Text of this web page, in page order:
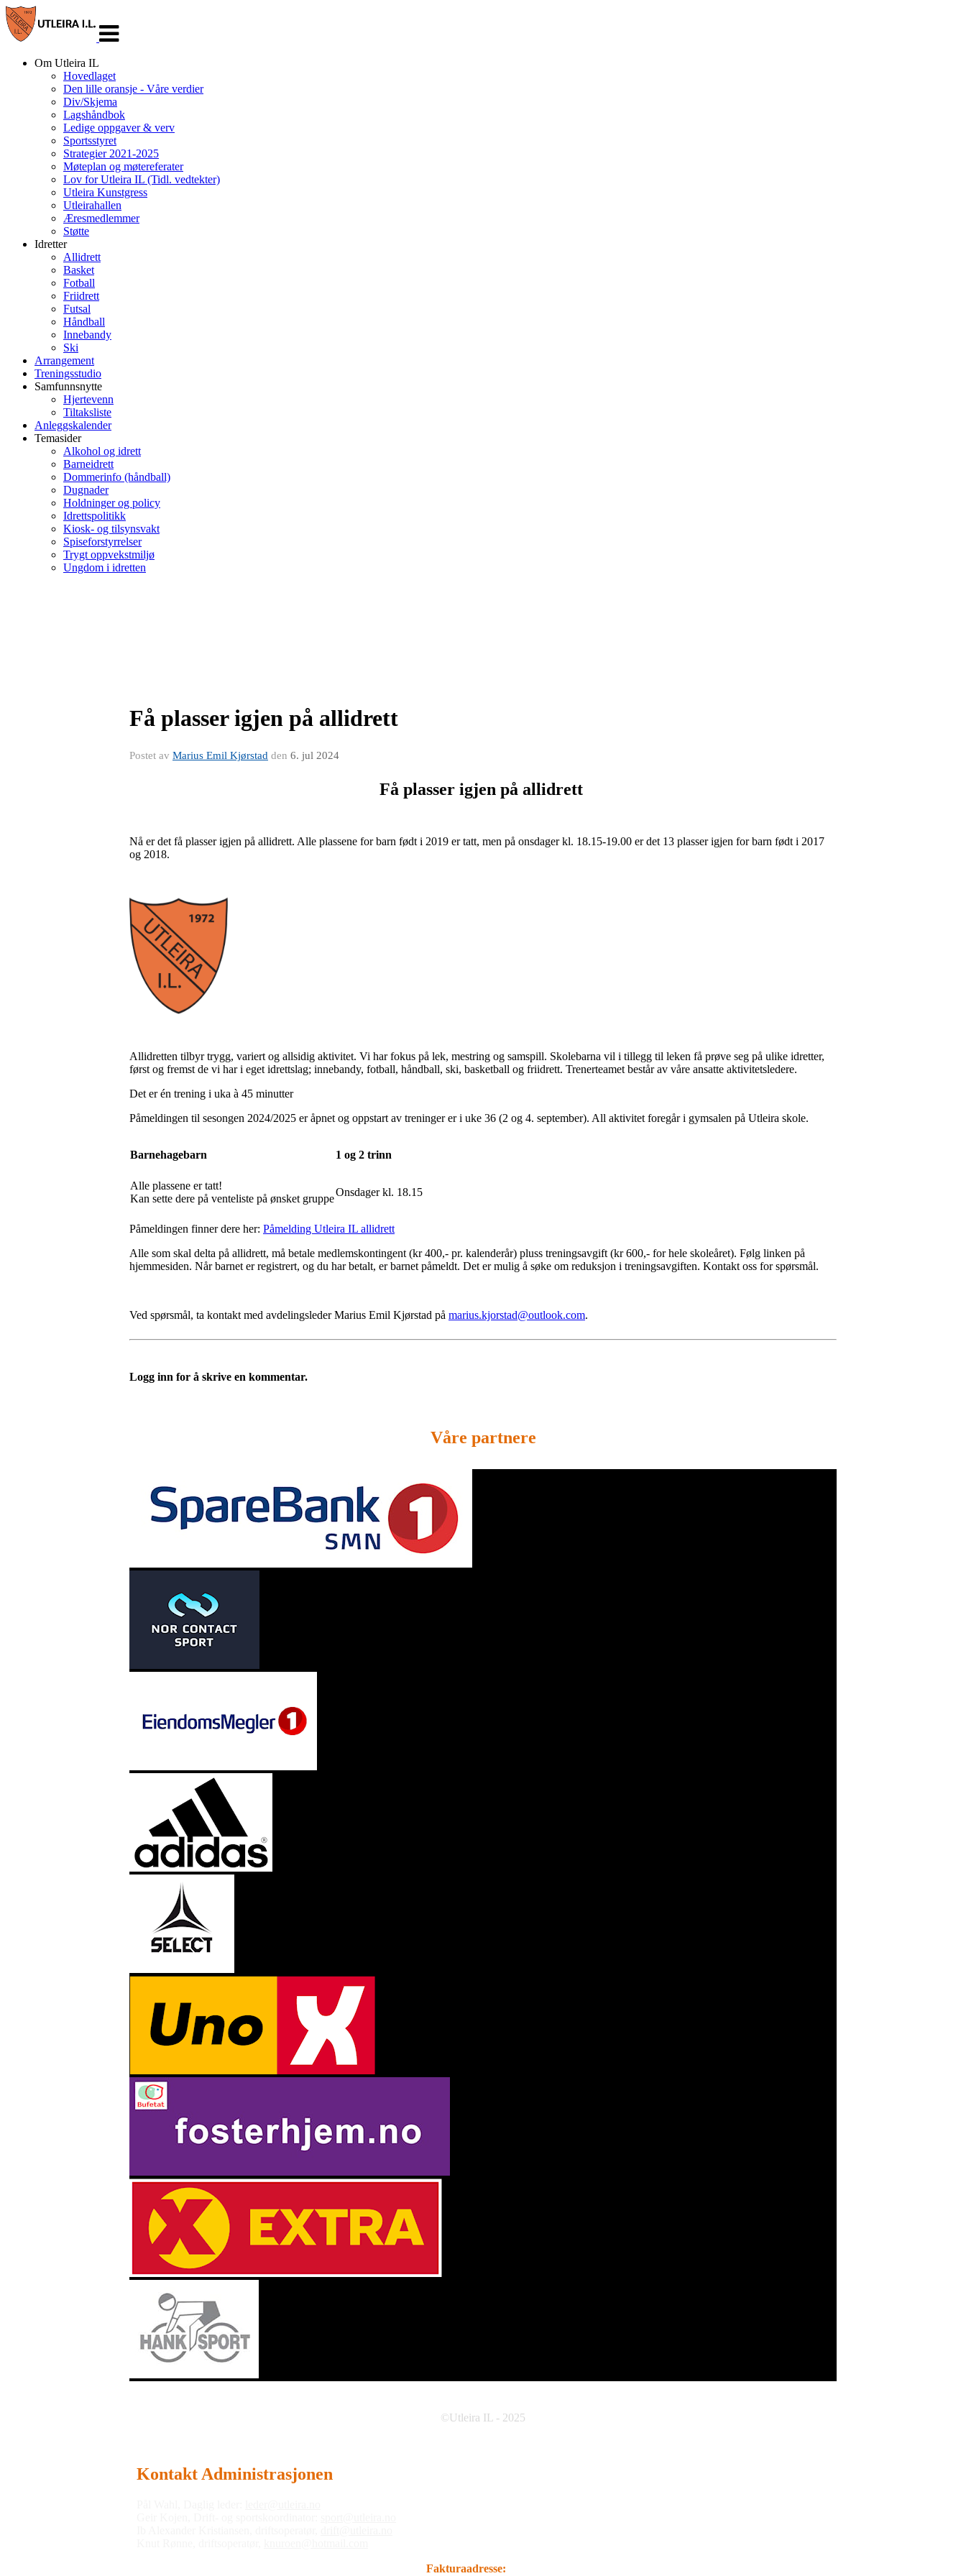
navigasjon
Om Utleira IL
Hovedlaget
Den lille oransje - Våre verdier
Div/Skjema
Lagshåndbok
Ledige oppgaver & verv
Sportsstyret
Strategier 2021-2025
Møteplan og møtereferater
Lov for Utleira IL (Tidl. vedtekter)
Utleira Kunstgress
Utleirahallen
Æresmedlemmer
Støtte
Idretter
Allidrett
Basket
Fotball
Friidrett
Futsal
Håndball
Innebandy
Ski
Arrangement
Treningsstudio
Samfunnsnytte
Hjertevenn
Tiltaksliste
Anleggskalender
Temasider
Alkohol og idrett
Barneidrett
Dommerinfo (håndball)
Dugnader
Holdninger og policy
Idrettspolitikk
Kiosk- og tilsynsvakt
Spiseforstyrrelser
Trygt oppvekstmiljø
Ungdom i idretten
Få plasser igjen på allidrett
Postet av Marius Emil Kjørstad den 6. jul 2024
Få plasser igjen på allidrett
Nå er det få plasser igjen på allidrett. Alle plassene for barn født i 2019 er tatt, men på onsdager kl. 18.15-19.00 er det 13 plasser igjen for barn født i 2017
og 2018.
Allidretten tilbyr trygg, variert og allsidig aktivitet. Vi har fokus på lek, mestring og samspill. Skolebarna vil i tillegg til leken få prøve seg på ulike idretter,
først og fremst de vi har i eget idrettslag; innebandy, fotball, håndball, ski, basketball og friidrett. Trenerteamet består av våre ansatte aktivitetsledere.
Det er én trening i uka à 45 minutter
Påmeldingen til sesongen 2024/2025 er åpnet og oppstart av treninger er i uke 36 (2 og 4. september). All aktivitet foregår i gymsalen på Utleira skole.
Barnehagebarn 1 og 2 trinn
Alle plassene er tatt!
Kan sette dere på venteliste på ønsket gruppe
Onsdager kl. 18.15
Påmeldingen finner dere her: Påmelding Utleira IL allidrett
Alle som skal delta på allidrett, må betale medlemskontingent (kr 400,- pr. kalenderår) pluss treningsavgift (kr 600,- for hele skoleåret). Følg linken på
hjemmesiden. Når barnet er registrert, og du har betalt, er barnet påmeldt. Det er mulig å søke om reduksjon i treningsavgiften. Kontakt oss for spørsmål.
Ved spørsmål, ta kontakt med avdelingsleder Marius Emil Kjørstad på marius.kjorstad@outlook.com.
Logg inn for å skrive en kommentar.
Våre partnere
©Utleira IL - 2025
Kontakt Administrasjonen
Fakturaadresse: